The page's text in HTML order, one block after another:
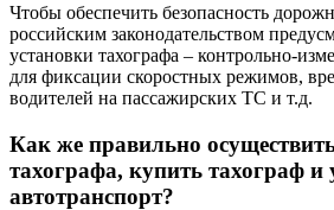
Чтобы обеспечить безопасность
российским законодательством
установки тахографа – контрольно-
для фиксации скоростных режимов,
водителей на пассажирских ТС и т.д.
Как же правильно
тахографа, купить тахограф и
автотранспорт?